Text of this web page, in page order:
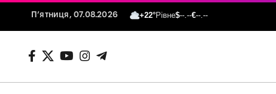
П’ятниця, 07.08.2026 +22°Рівне$--.--€--.--